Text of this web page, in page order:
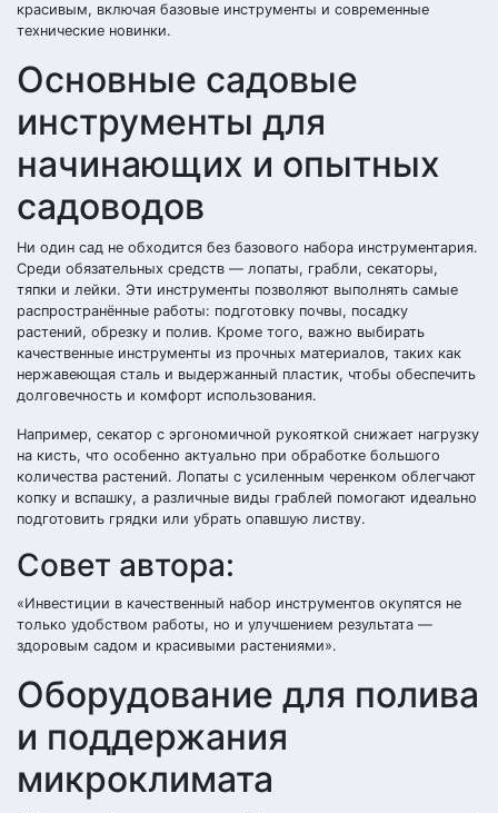
красивым, включая базовые инструменты и современные
технические новинки.
Основные садовые
инструменты для
начинающих и опытных
садоводов
Ни один сад не обходится без базового набора инструментария.
Среди обязательных средств — лопаты, грабли, секаторы,
тяпки и лейки. Эти инструменты позволяют выполнять самые
распространённые работы: подготовку почвы, посадку
растений, обрезку и полив. Кроме того, важно выбирать
качественные инструменты из прочных материалов, таких как
нержавеющая сталь и выдержанный пластик, чтобы обеспечить
долговечность и комфорт использования.
Например, секатор с эргономичной рукояткой снижает нагрузку
на кисть, что особенно актуально при обработке большого
количества растений. Лопаты с усиленным черенком облегчают
копку и вспашку, а различные виды граблей помогают идеально
подготовить грядки или убрать опавшую листву.
Совет автора:
«Инвестиции в качественный набор инструментов окупятся не
только удобством работы, но и улучшением результата —
здоровым садом и красивыми растениями».
Оборудование для полива
и поддержания
микроклимата